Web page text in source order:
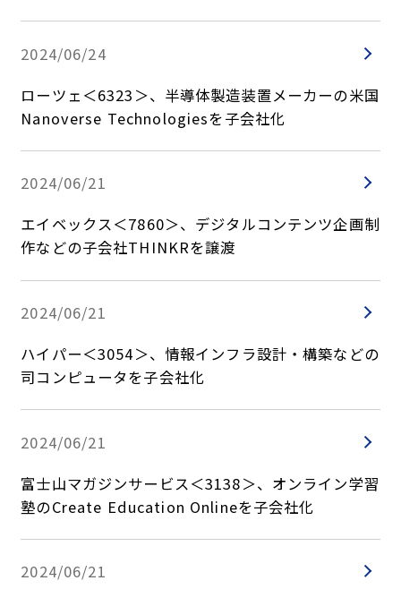
2024/06/24
ローツェ＜6323＞、半導体製造装置メーカーの米国
Nanoverse Technologiesを子会社化
2024/06/21
エイベックス＜7860＞、デジタルコンテンツ企画制
作などの子会社THINKRを譲渡
2024/06/21
ハイパー＜3054＞、情報インフラ設計・構築などの
司コンピュータを子会社化
2024/06/21
富士山マガジンサービス＜3138＞、オンライン学習
塾のCreate Education Onlineを子会社化
2024/06/21